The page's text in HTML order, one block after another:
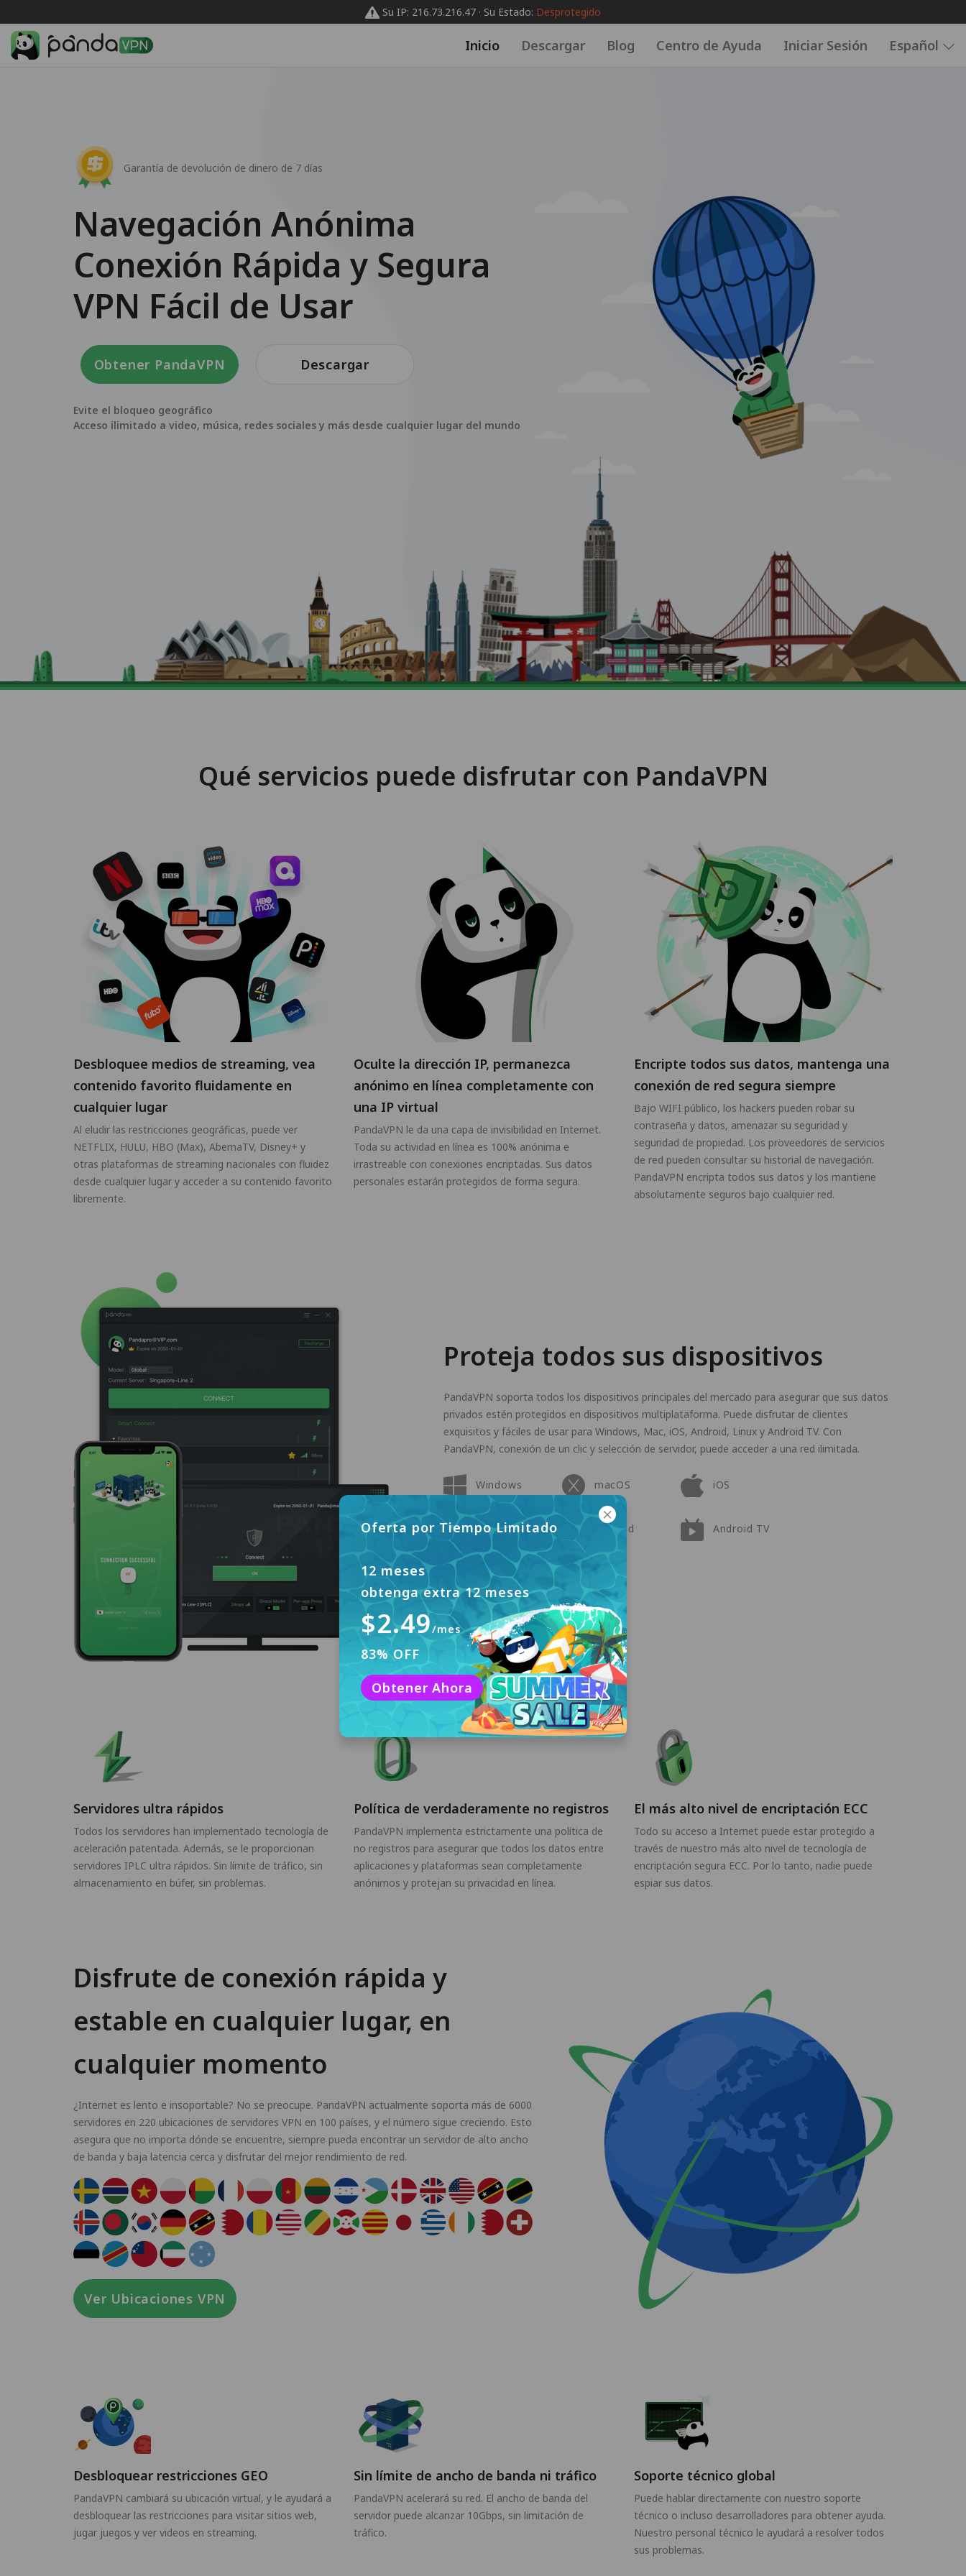
Su IP: 216.73.216.47 · Su Estado: Desprotegido
Inicio Descargar Blog Centro de Ayuda Iniciar Sesión Español
Garantía de devolución de dinero de 7 días
Navegación Anónima
Conexión Rápida y Segura
VPN Fácil de Usar
Obtener PandaVPN Descargar
Evite el bloqueo geográfico
Acceso ilimitado a video, música, redes sociales y más desde cualquier lugar del mundo
Qué servicios puede disfrutar con PandaVPN
Desbloquee medios de streaming, vea
contenido favorito fluidamente en
cualquier lugar
Al eludir las restricciones geográficas, puede ver
NETFLIX, HULU, HBO (Max), AbemaTV, Disney+ y
otras plataformas de streaming nacionales con fluidez
desde cualquier lugar y acceder a su contenido favorito
libremente.
Oculte la dirección IP, permanezca
anónimo en línea completamente con
una IP virtual
PandaVPN le da una capa de invisibilidad en Internet.
Toda su actividad en línea es 100% anónima e
irrastreable con conexiones encriptadas. Sus datos
personales estarán protegidos de forma segura.
Encripte todos sus datos, mantenga una
conexión de red segura siempre
Bajo WIFI público, los hackers pueden robar su
contraseña y datos, amenazar su seguridad y
seguridad de propiedad. Los proveedores de servicios
de red pueden consultar su historial de navegación.
PandaVPN encripta todos sus datos y los mantiene
absolutamente seguros bajo cualquier red.
Proteja todos sus dispositivos
PandaVPN soporta todos los dispositivos principales del mercado para asegurar que sus datos
privados estén protegidos en dispositivos multiplataforma. Puede disfrutar de clientes
exquisitos y fáciles de usar para Windows, Mac, iOS, Android, Linux y Android TV. Con
PandaVPN, conexión de un clic y selección de servidor, puede acceder a una red ilimitada.
Windows macOS iOS
Apple TV Android Android TV
Linux
Servidores ultra rápidos
Todos los servidores han implementado tecnología de
aceleración patentada. Además, se le proporcionan
servidores IPLC ultra rápidos. Sin límite de tráfico, sin
almacenamiento en búfer, sin problemas.
Política de verdaderamente no registros
PandaVPN implementa estrictamente una política de
no registros para asegurar que todos los datos entre
aplicaciones y plataformas sean completamente
anónimos y protejan su privacidad en línea.
El más alto nivel de encriptación ECC
Todo su acceso a Internet puede estar protegido a
través de nuestro más alto nivel de tecnología de
encriptación segura ECC. Por lo tanto, nadie puede
espiar sus datos.
Disfrute de conexión rápida y
estable en cualquier lugar, en
cualquier momento
¿Internet es lento e insoportable? No se preocupe. PandaVPN actualmente soporta más de 6000
servidores en 220 ubicaciones de servidores VPN en 100 países, y el número sigue creciendo. Esto
asegura que no importa dónde se encuentre, siempre pueda encontrar un servidor de alto ancho
de banda y baja latencia cerca y disfrutar del mejor rendimiento de red.
Ver Ubicaciones VPN
Desbloquear restricciones GEO
PandaVPN cambiará su ubicación virtual, y le ayudará a
desbloquear las restricciones para visitar sitios web,
jugar juegos y ver videos en streaming.
Sin límite de ancho de banda ni tráfico
PandaVPN acelerará su red. El ancho de banda del
servidor puede alcanzar 10Gbps, sin limitación de
tráfico.
Soporte técnico global
Puede hablar directamente con nuestro soporte
técnico o incluso desarrolladores para obtener ayuda.
Nuestro personal técnico le ayudará a resolver todos
sus problemas.
Oferta por Tiempo Limitado
12 meses
obtenga extra 12 meses
$2.49/mes
83% OFF
Obtener Ahora